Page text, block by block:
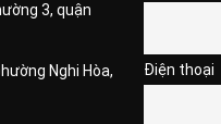
3, quận
Nghi Hòa,
Điện thoại